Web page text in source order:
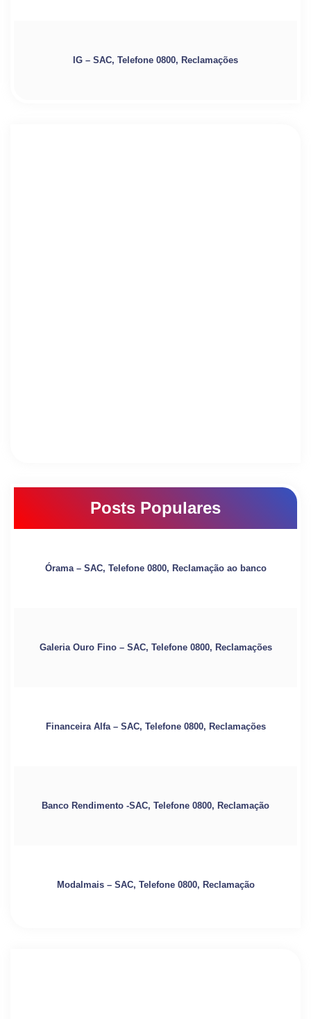
IG – SAC, Telefone 0800, Reclamações
Posts Populares
Órama – SAC, Telefone 0800, Reclamação ao banco
Galeria Ouro Fino – SAC, Telefone 0800, Reclamações
Financeira Alfa – SAC, Telefone 0800, Reclamações
Banco Rendimento -SAC, Telefone 0800, Reclamação
Modalmais – SAC, Telefone 0800, Reclamação